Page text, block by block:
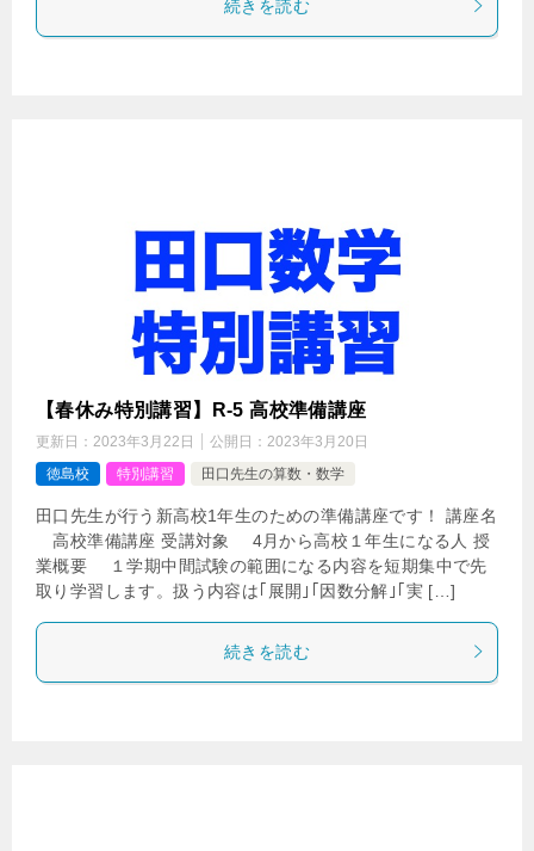
続きを読む
【春休み特別講習】R-5 高校準備講座
更新日： 2023年3月22日 公開日： 2023年3月20日
徳島校
特別講習 田口先生の算数・数学
田口先生が行う新高校1年生のための準備講座です！ 講座名
高校準備講座 受講対象 4月から高校１年生になる人 授
業概要 １学期中間試験の範囲になる内容を短期集中で先
取り学習します。扱う内容は｢展開｣｢因数分解｣｢実 […]
続きを読む